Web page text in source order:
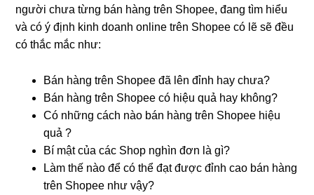
người chưa từng bán hàng trên Shopee, đang tìm hiểu
và có ý định kinh doanh online trên Shopee có lẽ sẽ đều
có thắc mắc như:
Bán hàng trên Shopee đã lên đỉnh hay chưa?
Bán hàng trên Shopee có hiệu quả hay không?
Có những cách nào bán hàng trên Shopee hiệu
quả ?
Bí mật của các Shop nghìn đơn là gì?
Làm thế nào để có thể đạt được đỉnh cao bán hàng
trên Shopee như vậy?